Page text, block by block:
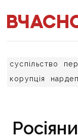
суспільство
корупція